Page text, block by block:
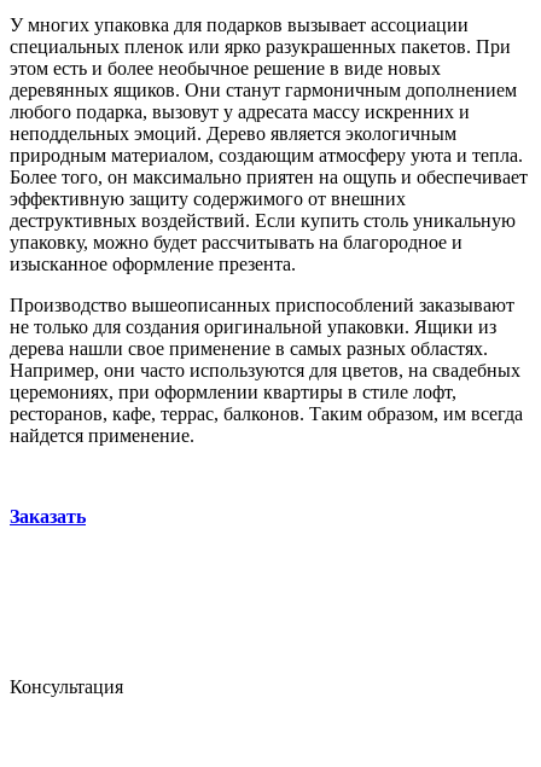
У многих упаковка для подарков вызывает ассоциации
специальных пленок или ярко разукрашенных пакетов. При
этом есть и более необычное решение в виде новых
деревянных ящиков. Они станут гармоничным дополнением
любого подарка, вызовут у адресата массу искренних и
неподдельных эмоций. Дерево является экологичным
природным материалом, создающим атмосферу уюта и тепла.
Более того, он максимально приятен на ощупь и обеспечивает
эффективную защиту содержимого от внешних
деструктивных воздействий. Если купить столь уникальную
упаковку, можно будет рассчитывать на благородное и
изысканное оформление презента.
Производство вышеописанных приспособлений заказывают
не только для создания оригинальной упаковки. Ящики из
дерева нашли свое применение в самых разных областях.
Например, они часто используются для цветов, на свадебных
церемониях, при оформлении квартиры в стиле лофт,
ресторанов, кафе, террас, балконов. Таким образом, им всегда
найдется применение.
Заказать
Консультация